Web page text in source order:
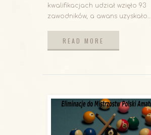
kwalifikacjach udział wzięło 93
zawodników, a awans uzyskało...
READ MORE